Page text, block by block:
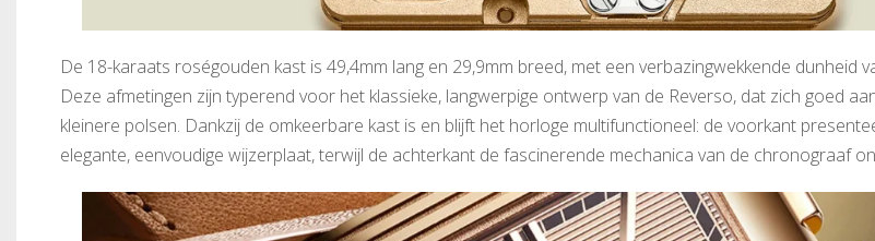
De 18-karaats roségouden kast is 49,4mm lang en 29,9mm breed, met een verbazingwekkende dunheid
Deze afmetingen zijn typerend voor het klassieke, langwerpige ontwerp van de Reverso, dat zich goed
kleinere polsen. Dankzij de omkeerbare kast is en blijft het horloge multifunctioneel: de voorkant
elegante, eenvoudige wijzerplaat, terwijl de achterkant de fascinerende mechanica van de chronograaf